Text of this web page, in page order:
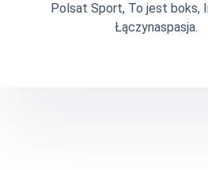
Polsat Sport, To jest boks,
Łączynaspasja.